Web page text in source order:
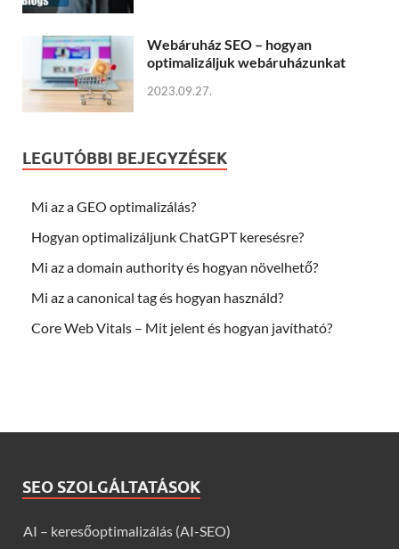
Webáruház SEO – hogyan
optimalizáljuk webáruházunkat
2023.09.27.
LEGUTÓBBI BEJEGYZÉSEK
Mi az a GEO optimalizálás?
Hogyan optimalizáljunk ChatGPT keresésre?
Mi az a domain authority és hogyan növelhető?
Mi az a canonical tag és hogyan használd?
Core Web Vitals – Mit jelent és hogyan javítható?
SEO SZOLGÁLTATÁSOK
AI – keresőoptimalizálás (AI-SEO)